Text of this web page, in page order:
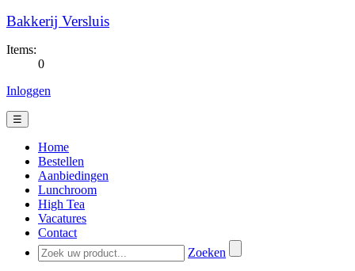
Bakkerij Versluis
Items:
0
Inloggen
☰
Home
Bestellen
Aanbiedingen
Lunchroom
High Tea
Vacatures
Contact
Zoeken